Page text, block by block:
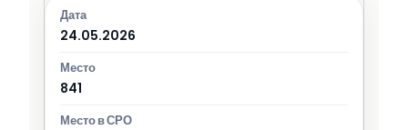
24.05.2026
841